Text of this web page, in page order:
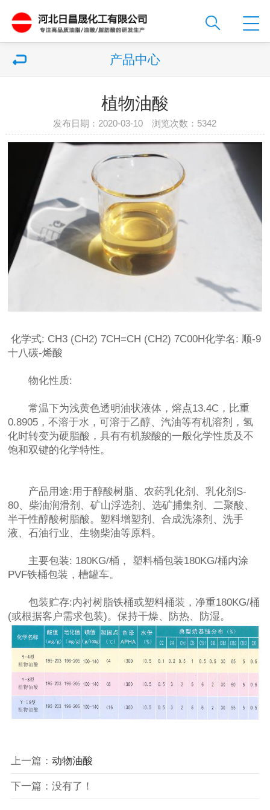
产品中心
植物油酸
发布日期：2020-03-10 浏览次数： 5342
化学式: CH3 (CH2) 7CH=CH (CH2) 7C00H化学名: 顺-9
十八碳-烯酸
物化性质:
常温下为浅黄色透明油状液体，熔点13.4C，比重
0.8905，不溶于水，可溶于乙醇、汽油等有机溶剂，氢
化时转变为硬脂酸，具有有机羧酸的一般化学性质及不
饱和双键的化学特性。
产品用途:用于醇酸树脂、农药乳化剂、乳化剂S-
80、柴油润滑剂、矿山浮选剂、选矿捕集剂、二聚酸、
半干性醇酸树脂酸。塑料增塑剂、合成洗涤剂、洗手
液、石油行业、生物柴油等原料。
主要包装: 180KG/桶， 塑料桶包装180KG/桶内涂
PVF铁桶包装，槽罐车。
包装贮存:内衬树脂铁桶或塑料桶装，净重180KG/桶
(或根据客户需求包装)。保持干燥、防热、防湿。
上一篇： 动物油酸
下一篇：没有了！